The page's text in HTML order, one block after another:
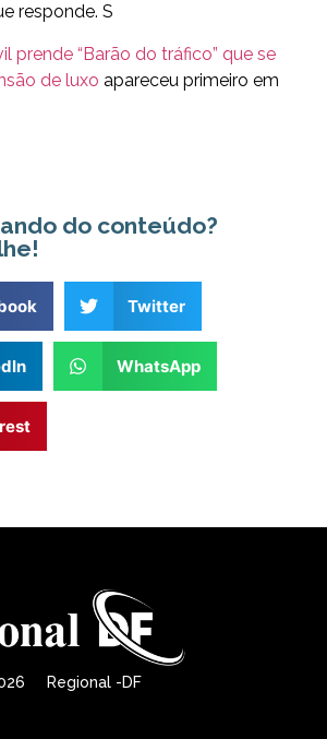
responde. S
prende “Barão do tráfico” que se
de luxo apareceu primeiro em
do conteúdo?
Twitter
WhatsApp
Regional -DF